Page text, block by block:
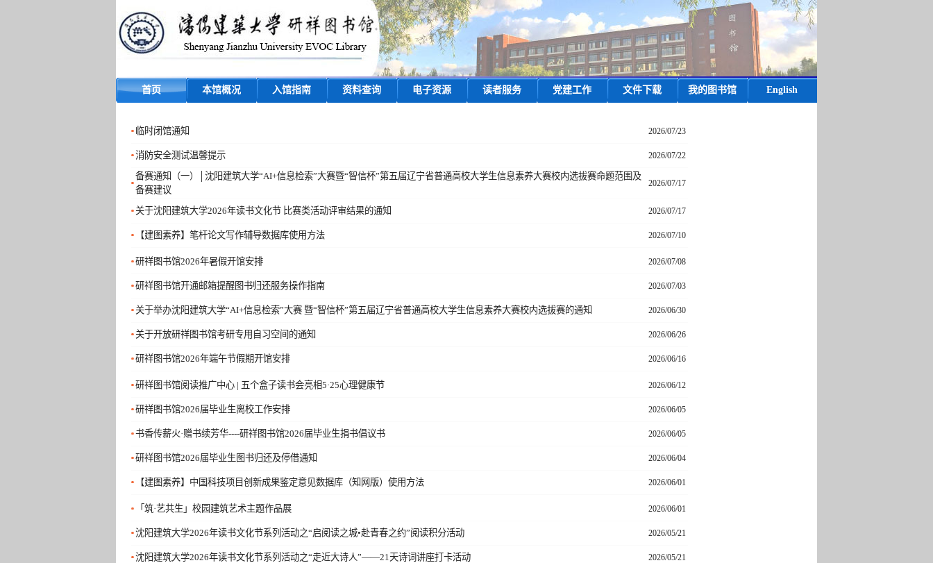
首页 本馆概况 入馆指南 资料查询 电子资源 读者服务 党建工作 文件下载 我的图书馆 English
临时闭馆通知 2026/07/23
消防安全测试温馨提示 2026/07/22
备赛通知（一）│沈阳建筑大学“AI+信息检索”大赛暨“智信杯”第五届辽宁省普通高校大学生信息素养大赛校内选拔赛命题范围及
备赛建议
2026/07/17
关于沈阳建筑大学2026年读书文化节 比赛类活动评审结果的通知 2026/07/17
【建图素养】笔杆论文写作辅导数据库使用方法 2026/07/10
研祥图书馆2026年暑假开馆安排 2026/07/08
研祥图书馆开通邮箱提醒图书归还服务操作指南 2026/07/03
关于举办沈阳建筑大学“AI+信息检索”大赛 暨“智信杯”第五届辽宁省普通高校大学生信息素养大赛校内选拔赛的通知 2026/06/30
关于开放研祥图书馆考研专用自习空间的通知 2026/06/26
研祥图书馆2026年端午节假期开馆安排 2026/06/16
研祥图书馆阅读推广中心 | 五个盒子读书会亮相5·25心理健康节 2026/06/12
研祥图书馆2026届毕业生离校工作安排 2026/06/05
书香传薪火·赠书续芳华----研祥图书馆2026届毕业生捐书倡议书 2026/06/05
研祥图书馆2026届毕业生图书归还及停借通知 2026/06/04
【建图素养】中国科技项目创新成果鉴定意见数据库（知网版）使用方法 2026/06/01
「筑·艺共生」校园建筑艺术主题作品展 2026/06/01
沈阳建筑大学2026年读书文化节系列活动之“启阅读之城•赴青春之约”阅读积分活动​ 2026/05/21
沈阳建筑大学2026年读书文化节系列活动之“走近大诗人”——21天诗词讲座打卡活动 2026/05/21